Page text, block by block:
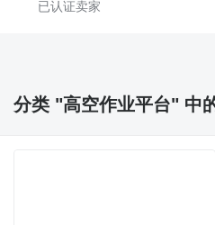
分类 "高空作业平台" 中